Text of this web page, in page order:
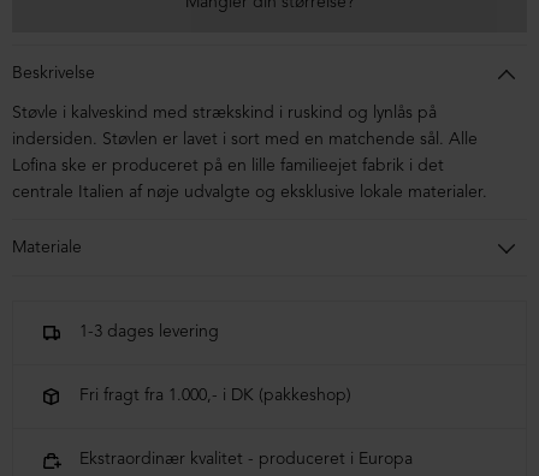
Beskrivelse
Støvle i kalveskind med strækskind i ruskind og lynlås på
indersiden. Støvlen er lavet i sort med en matchende sål. Alle
Lofina ske er produceret på en lille familieejet fabrik i det
centrale Italien af nøje udvalgte og eksklusive lokale materialer.
Materiale
1-3 dages levering
Fri fragt fra 1.000,- i DK (pakkeshop)
Ekstraordinær kvalitet - produceret i Europa